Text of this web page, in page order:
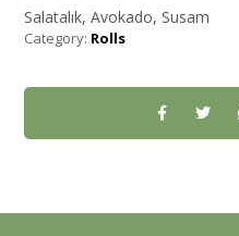
Salatalık, Avokado, Susam
Category: Rolls